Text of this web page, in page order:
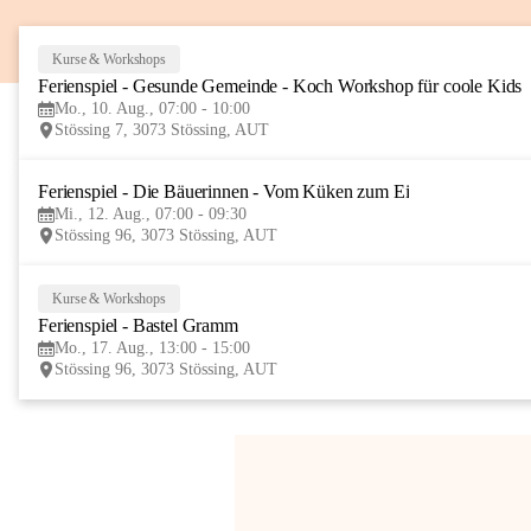
Kurse & Workshops
Ferienspiel - Gesunde Gemeinde - Koch Workshop für coole Kids
Mo., 10. Aug., 07:00 - 10:00
Stössing 7, 3073 Stössing, AUT
Ferienspiel - Die Bäuerinnen - Vom Küken zum Ei
Mi., 12. Aug., 07:00 - 09:30
Stössing 96, 3073 Stössing, AUT
Kurse & Workshops
Ferienspiel - Bastel Gramm
Mo., 17. Aug., 13:00 - 15:00
Stössing 96, 3073 Stössing, AUT